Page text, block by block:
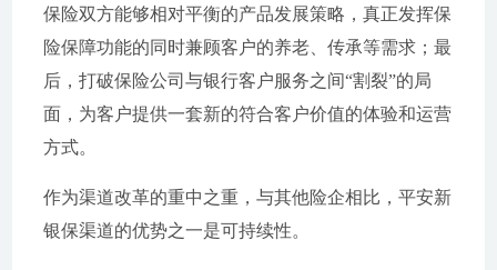
保险双方能够相对平衡的产品发展策略，真正发挥保
险保障功能的同时兼顾客户的养老、传承等需求；最
后，打破保险公司与银行客户服务之间“割裂”的局
面，为客户提供一套新的符合客户价值的体验和运营
方式。
作为渠道改革的重中之重，与其他险企相比，平安新
银保渠道的优势之一是可持续性。